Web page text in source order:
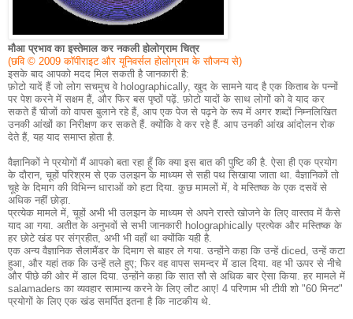
मौआ प्रभाव का इस्तेमाल कर नकली होलोग्राम चित्र
(छवि © 2009 कॉपीराइट और यूनिवर्सल होलोग्राम के सौजन्य से)
इसके बाद आपको मदद मिल सकती है जानकारी है:
फ़ोटो यादें हैं जो लोग सचमुच वे holographically, खुद के सामने याद है एक किताब के पन्नों
पर पेश करने में सक्षम हैं, और फिर बस पृष्ठों पढ़ें. फ़ोटो यादों के साथ लोगों को वे याद कर
सकते हैं चीजों को वापस बुलाने रहे हैं, आप एक पेज से पढ़ने के रूप में अगर शब्दों निम्नलिखित
उनकी आंखों का निरीक्षण कर सकते हैं. क्योंकि वे कर रहे हैं. आप उनकी आंख आंदोलन रोक
देते हैं, यह याद समाप्त होता है.
वैज्ञानिकों ने प्रयोगों मैं आपको बता रहा हूँ कि क्या इस बात की पुष्टि की है. ऐसा ही एक प्रयोग
के दौरान, चूहों परिश्रम से एक उलझन के माध्यम से सही पथ सिखाया जाता था. वैज्ञानिकों तो
चूहे के दिमाग की विभिन्न धाराओं को हटा दिया. कुछ मामलों में, वे मस्तिष्क के एक दसवें से
अधिक नहीं छोड़ा.
प्रत्येक मामले में, चूहों अभी भी उलझन के माध्यम से अपने रास्ते खोजने के लिए वास्तव में कैसे
याद आ गया. अतीत के अनुभवों से सभी जानकारी holographically प्रत्येक और मस्तिष्क के
हर छोटे खंड पर संग्रहीत, अभी भी वहाँ था क्योंकि यही है.
एक अन्य वैज्ञानिक सैलामैंडर के दिमाग से बाहर ले गया. उन्होंने कहा कि उन्हें diced, उन्हें कटा
हुआ, और यहां तक ​​कि उन्हें तले हुए; फिर वह वापस समन्दर में डाल दिया. वह भी ऊपर से नीचे
और पीछे की ओर में डाल दिया. उन्होंने कहा कि सात सौ से अधिक बार ऐसा किया. हर मामले में
salamaders का व्यवहार सामान्य करने के लिए लौट आए! 4 परिणाम भी टीवी शो "60 मिनट"
प्रयोगों के लिए एक खंड समर्पित इतना है कि नाटकीय थे.